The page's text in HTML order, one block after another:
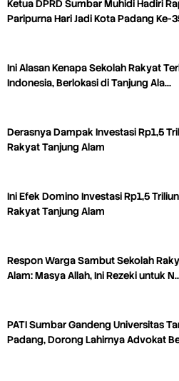
Ketua DPRD Sumbar Muhidi Hadiri
Paripurna Hari Jadi Kota Padang Ke-
Ini Alasan Kenapa Sekolah Rakyat
Indonesia, Berlokasi di Tanjung Ala…
Derasnya Dampak Investasi Rp1,5
Rakyat Tanjung Alam
Ini Efek Domino Investasi Rp1,5
Rakyat Tanjung Alam
Respon Warga Sambut Sekolah
Alam: Masya Allah, Ini Rezeki untuk
PATI Sumbar Gandeng Universitas
Padang, Dorong Lahirnya Advokat